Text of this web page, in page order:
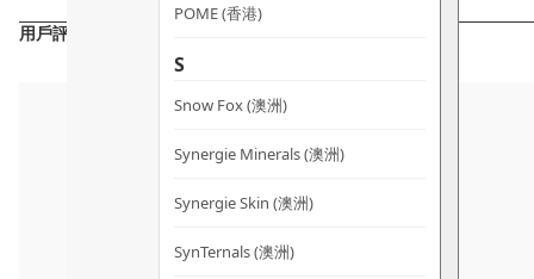
POME (香港)
S
Snow Fox (澳洲)
Synergie Minerals (澳洲)
Synergie Skin (澳洲)
SynTernals (澳洲)
用戶評價